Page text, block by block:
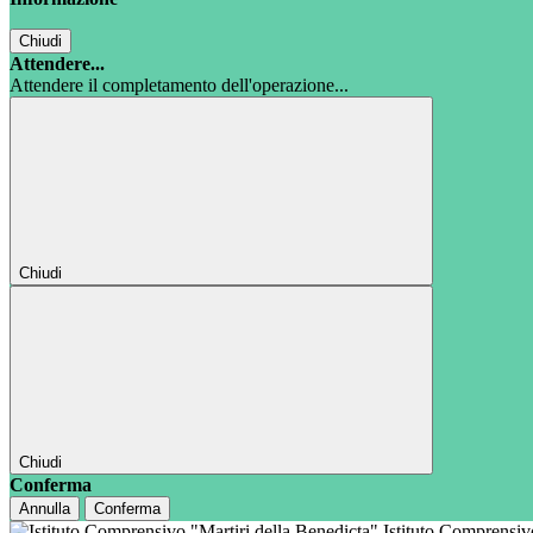
Chiudi
Attendere...
Attendere il completamento dell'operazione...
Chiudi
Chiudi
Conferma
Annulla Conferma